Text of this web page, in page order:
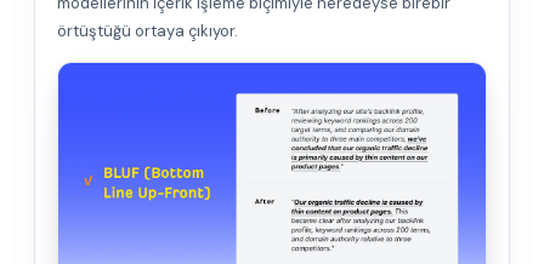
örtüştüğü ortaya çıkıyor.